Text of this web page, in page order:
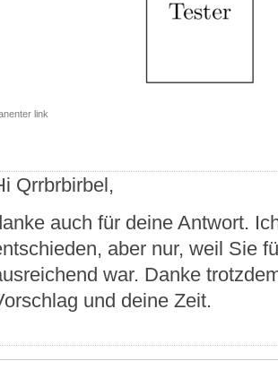
link
Qrrbrbirbel,
auch für deine Antwort.
aber nur, weil Sie
war. Danke
und deine Zeit.